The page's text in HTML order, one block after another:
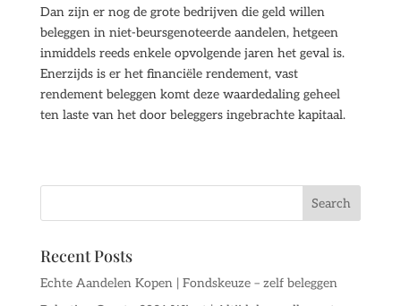
Dan zijn er nog de grote bedrijven die geld willen
beleggen in niet-beursgenoteerde aandelen, hetgeen
inmiddels reeds enkele opvolgende jaren het geval is.
Enerzijds is er het financiële rendement, vast
rendement beleggen komt deze waardedaling geheel
ten laste van het door beleggers ingebrachte kapitaal.
Recent Posts
Echte Aandelen Kopen | Fondskeuze – zelf beleggen